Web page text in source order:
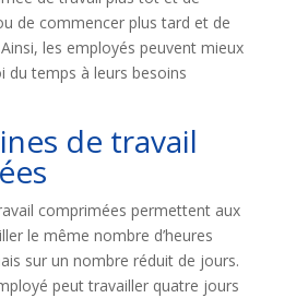
de commencer plus tard et de
les employés peuvent mieux
du temps à leurs besoins
de travail
comprimées permettent aux
le même nombre d’heures
sur un nombre réduit de jours.
peut travailler quatre jours